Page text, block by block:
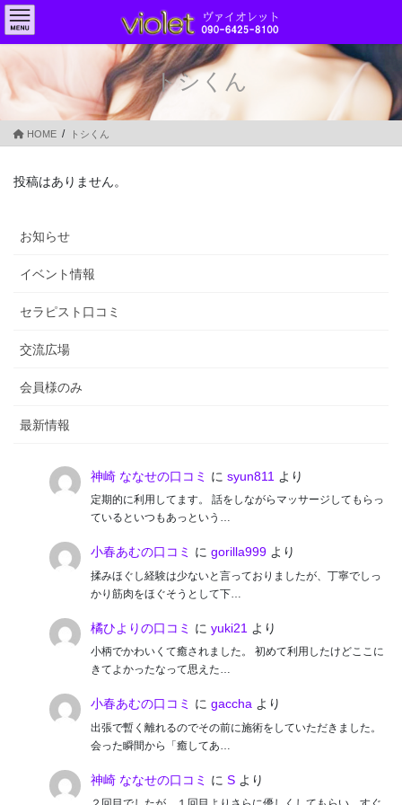
コ
ン
テ
ン
ツ
へ
ス
ナ
ビ
ゲ
ー
シ
ョ
ン
トシくん
HOME トシくん
投稿はありません。
お知らせ
イベント情報
セラピスト口コミ
交流広場
会員様のみ
最新情報
神崎 ななせの口コミ に syun811 より
定期的に利用してます。 話をしながらマッサージしてもらっ
ているといつもあっという…
小春あむの口コミ に gorilla999より
揉みほぐし経験は少ないと言っておりましたが、丁寧でしっ
かり筋肉をほぐそうとして下…
橘ひよりの口コミ に yuki21 より
小柄でかわいくて癒されました。 初めて利用したけどここに
きてよかったなって思えた…
小春あむの口コミ に gacchaより
出張で暫く離れるのでその前に施術をしていただきました。
会った瞬間から「癒してあ…
神崎 ななせの口コミ に Sより